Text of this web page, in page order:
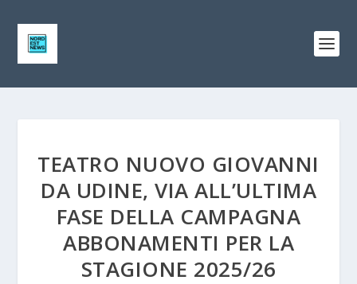
TEATRO NUOVO GIOVANNI
DA UDINE, VIA ALL’ULTIMA
FASE DELLA CAMPAGNA
ABBONAMENTI PER LA
STAGIONE 2025/26